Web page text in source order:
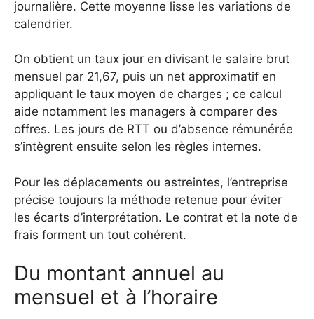
journalière. Cette moyenne lisse les variations de
calendrier.
On obtient un taux jour en divisant le salaire brut
mensuel par 21,67, puis un net approximatif en
appliquant le taux moyen de charges ; ce calcul
aide notamment les managers à comparer des
offres. Les jours de RTT ou d’absence rémunérée
s’intègrent ensuite selon les règles internes.
Pour les déplacements ou astreintes, l’entreprise
précise toujours la méthode retenue pour éviter
les écarts d’interprétation. Le contrat et la note de
frais forment un tout cohérent.
Du montant annuel au
mensuel et à l’horaire